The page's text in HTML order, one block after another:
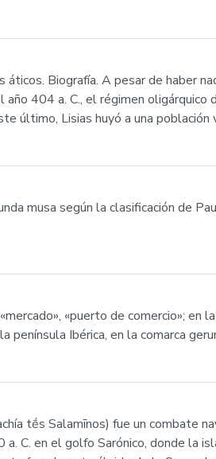
Biografía. A pesar de haber
año 404 a. C., el régimen
último, Lisias huyó a una población
musa según la clasificación de
«puerto de comercio»; en
península Ibérica, en la comarca
tḗs Salamīnos) fue un combate
C. en el golfo Sarónico, donde la